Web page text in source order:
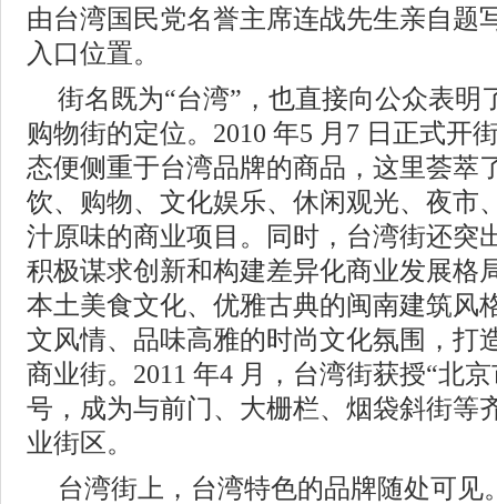
由台湾国民党名誉主席连战先生亲自题
入口位置。
街名既为“台湾”，也直接向公众表明
购物街的定位。2010 年5 月7 日正式开
态便侧重于台湾品牌的商品，这里荟萃
饮、购物、文化娱乐、休闲观光、夜市
汁原味的商业项目。同时，台湾街还突
积极谋求创新和构建差异化商业发展格
本土美食文化、优雅古典的闽南建筑风
文风情、品味高雅的时尚文化氛围，打
商业街。2011 年4 月，台湾街获授“北
号，成为与前门、大栅栏、烟袋斜街等
业街区。
台湾街上，台湾特色的品牌随处可见